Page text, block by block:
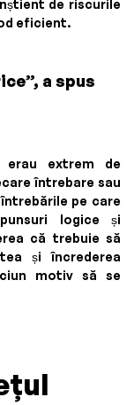
de riscurile
eficient.
a spus
erau extrem de
întrebare sau
pe care
logice și
că trebuie să
și încrederea
motiv să se